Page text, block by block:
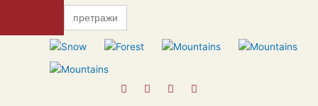
садржај
Search
for:
F
a
T
w
I
n
Y
o